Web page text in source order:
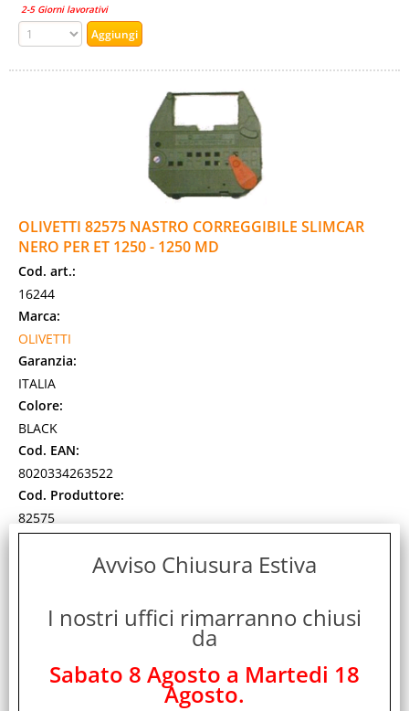
2-5 Giorni lavorativi
OLIVETTI 82575 NASTRO CORREGGIBILE SLIMCAR
NERO PER ET 1250 - 1250 MD
Cod. art.:
16244
Marca:
OLIVETTI
Garanzia:
ITALIA
Colore:
BLACK
Cod. EAN:
8020334263522
Cod. Produttore:
82575
82575NASTRO PER MACCHINE DA SCRIVERENASTRO
Non Disponibile
2-5 Giorni lavorativi
Avviso Chiusura Estiva
I nostri uffici rimarranno chiusi
da
Sabato 8 Agosto a Martedi 18
Agosto.